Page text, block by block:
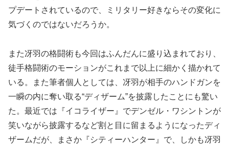
プデートされているので、ミリタリー好きならその変化に
気づくのではないだろうか。
また冴羽の格闘術も今回はふんだんに盛り込まれており、
徒手格闘術のモーションがこれまで以上に細かく描かれて
いる。また筆者個人としては、冴羽が相手のハンドガンを
一瞬の内に奪い取る“ディザーム”を披露したことにも驚い
た。最近では『イコライザー』でデンゼル・ワシントンが
笑いながら披露するなど割と目に留まるようになったディ
ザームだが、まさか『シティーハンター』で、しかも冴羽